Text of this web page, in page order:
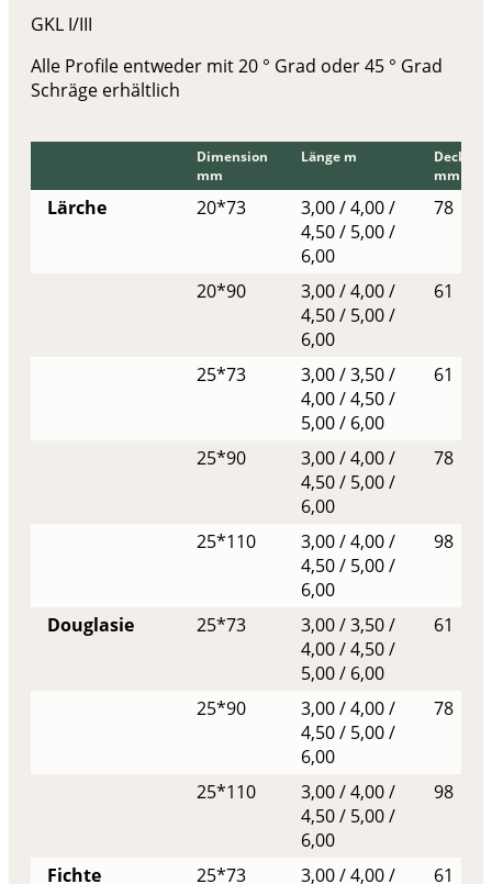
GKL I/III
Alle Profile entweder mit 20 ° Grad oder 45 ° Grad
Schräge erhältlich
Dimension
mm
Länge m
mm
Lärche 20*73
3,00 / 4,00 /
4,50 / 5,00 /
6,00
78
20*90
3,00 / 4,00 /
4,50 / 5,00 /
6,00
61
25*73
3,00 / 3,50 /
4,00 / 4,50 /
5,00 / 6,00
61
25*90
3,00 / 4,00 /
4,50 / 5,00 /
6,00
78
25*110
3,00 / 4,00 /
4,50 / 5,00 /
6,00
98
Douglasie 25*73
3,00 / 3,50 /
4,00 / 4,50 /
5,00 / 6,00
61
25*90
3,00 / 4,00 /
4,50 / 5,00 /
6,00
78
25*110
3,00 / 4,00 /
4,50 / 5,00 /
6,00
98
Fichte 25*73 3,00 / 4,00 / 61